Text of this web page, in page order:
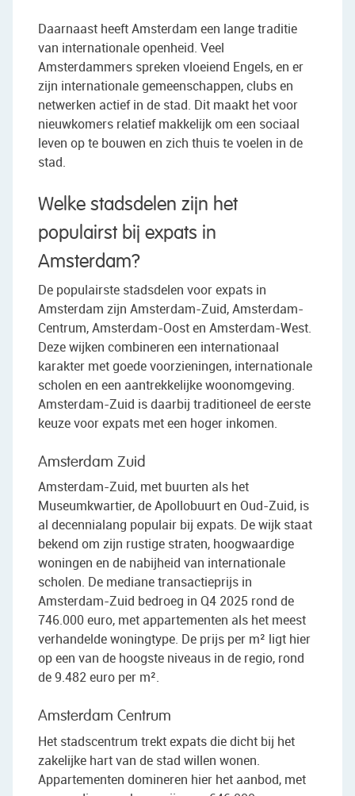
Daarnaast heeft Amsterdam een lange traditie
van internationale openheid. Veel
Amsterdammers spreken vloeiend Engels, en er
zijn internationale gemeenschappen, clubs en
netwerken actief in de stad. Dit maakt het voor
nieuwkomers relatief makkelijk om een sociaal
leven op te bouwen en zich thuis te voelen in de
stad.
Welke stadsdelen zijn het
populairst bij expats in
Amsterdam?
De populairste stadsdelen voor expats in
Amsterdam zijn Amsterdam-Zuid, Amsterdam-
Centrum, Amsterdam-Oost en Amsterdam-West.
Deze wijken combineren een internationaal
karakter met goede voorzieningen, internationale
scholen en een aantrekkelijke woonomgeving.
Amsterdam-Zuid is daarbij traditioneel de eerste
keuze voor expats met een hoger inkomen.
Amsterdam Zuid
Amsterdam-Zuid, met buurten als het
Museumkwartier, de Apollobuurt en Oud-Zuid, is
al decennialang populair bij expats. De wijk staat
bekend om zijn rustige straten, hoogwaardige
woningen en de nabijheid van internationale
scholen. De mediane transactieprijs in
Amsterdam-Zuid bedroeg in Q4 2025 rond de
746.000 euro, met appartementen als het meest
verhandelde woningtype. De prijs per m² ligt hier
op een van de hoogste niveaus in de regio, rond
de 9.482 euro per m².
Amsterdam Centrum
Het stadscentrum trekt expats die dicht bij het
zakelijke hart van de stad willen wonen.
Appartementen domineren hier het aanbod, met